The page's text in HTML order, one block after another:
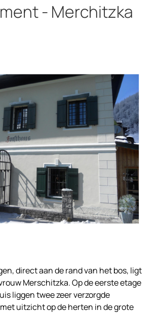
- Merchitzka
direct aan de rand van het bos, ligt
Merschitzka. Op de eerste etage
liggen twee zeer verzorgde
uitzicht op de herten in de grote